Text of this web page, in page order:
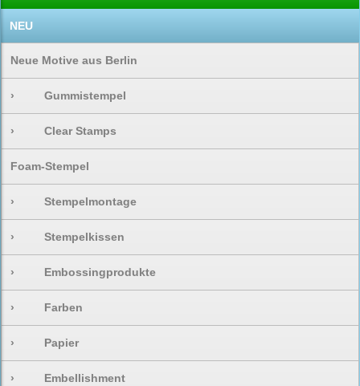
NEU
Neue Motive aus Berlin
› Gummistempel
› Clear Stamps
Foam-Stempel
› Stempelmontage
› Stempelkissen
› Embossingprodukte
› Farben
› Papier
› Embellishment